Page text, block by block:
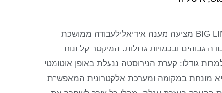
סדרת BIG LINE מציעה מענה אידיאלילעבודה ממושכת
גבוהים ובכמויות גדולות. המיקסר קל ונוח
גודלו: קערת הנירוסטה ננעלת באופן אוטומטי
מונחת במקומה ומערכת אלקטרונית המאפשרת